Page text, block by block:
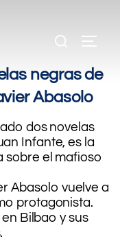
negras de
Abasolo
dos novelas
Infante, es la
sobre el mafioso
Abasolo vuelve a
protagonista.
Bilbao y sus